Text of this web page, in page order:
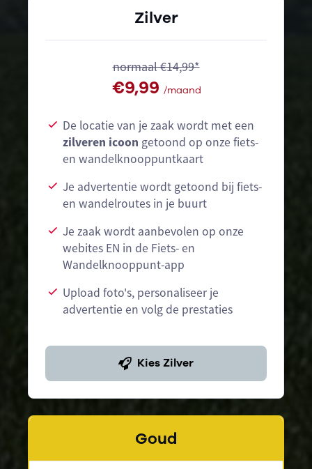
Zilver
normaal €14,99*
€9,99 /maand
De locatie van je zaak wordt met een
zilveren icoon getoond op onze fiets-
en wandelknooppuntkaart
Je advertentie wordt getoond bij fiets-
en wandelroutes in je buurt
Je zaak wordt aanbevolen op onze
webites EN in de Fiets- en
Wandelknooppunt-app
Upload foto's, personaliseer je
advertentie en volg de prestaties
Kies Zilver
Goud